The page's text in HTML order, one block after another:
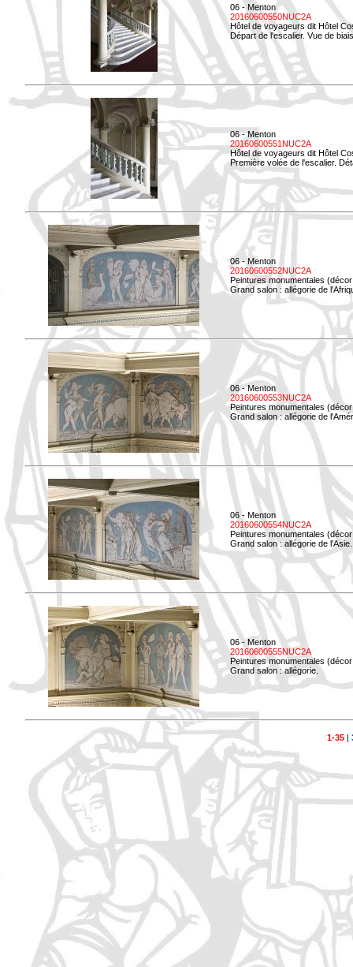
06 - Menton
20160600550NUC2A
Hôtel de voyageurs dit Hôtel
Départ de l'escalier. Vue de
06 - Menton
20160600551NUC2A
Hôtel de voyageurs dit Hôtel
Première volée de l'escalier.
06 - Menton
20160600552NUC2A
Peintures monumentales
Grand salon : allégorie de
06 - Menton
20160600553NUC2A
Peintures monumentales
Grand salon : allégorie de
06 - Menton
20160600554NUC2A
Peintures monumentales
Grand salon : allégorie de l'Asie.
06 - Menton
20160600555NUC2A
Peintures monumentales
Grand salon : allégorie.
1-35|